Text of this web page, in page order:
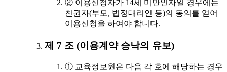
② 이용신청자가 14세 미만인자일 경우에는
친권자(부모, 법정대리인 등)의 동의를 얻어
이용신청을 하여야 합니다.
제 7 조 (이용계약 승낙의 유보)
① 교육정보원은 다음 각 호에 해당하는 경우